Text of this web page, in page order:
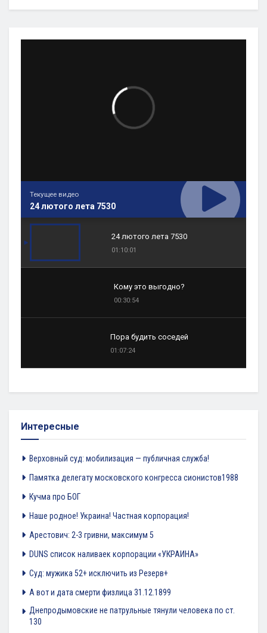
Текущее видео
24 лютого лета 7530
24 лютого лета 7530
01:10:01
Кому это выгодно?
00:30:54
Пора будить соседей
01:07:24
Интересные
Верховный суд: мобилизация — публичная служба!
Памятка делегату московского конгресса сионистов1988
Кучма про БОГ
Наше родное! Украина! Частная корпорация!
Арестович: 2-3 гривни, максимум 5
DUNS список наливаек корпорации «УКРАИНА»
Суд: мужика 52+ исключить из Резерв+
А вот и дата смерти физлица 31.12.1899
Днепродымовские не патрульные тянули человека по ст.
130